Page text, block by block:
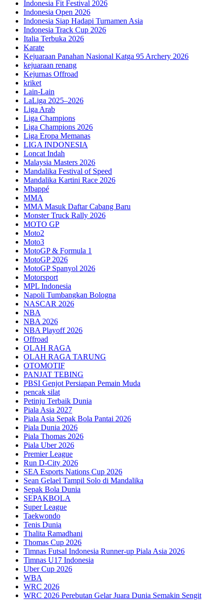
Indonesia Fit Festival 2026
Indonesia Open 2026
Indonesia Siap Hadapi Turnamen Asia
Indonesia Track Cup 2026
Italia Terbuka 2026
Karate
Kejuaraan Panahan Nasional Katga 95 Archery 2026
kejuaraan renang
Kejurnas Offroad
kriket
Lain-Lain
LaLiga 2025–2026
Liga Arab
Liga Champions
Liga Champions 2026
Liga Eropa Memanas
LIGA INDONESIA
Loncat Indah
Malaysia Masters 2026
Mandalika Festival of Speed
Mandalika Kartini Race 2026
Mbappé
MMA
MMA Masuk Daftar Cabang Baru
Monster Truck Rally 2026
MOTO GP
Moto2
Moto3
MotoGP & Formula 1
MotoGP 2026
MotoGP Spanyol 2026
Motorsport
MPL Indonesia
Napoli Tumbangkan Bologna
NASCAR 2026
NBA
NBA 2026
NBA Playoff 2026
Offroad
OLAH RAGA
OLAH RAGA TARUNG
OTOMOTIF
PANJAT TEBING
PBSI Genjot Persiapan Pemain Muda
pencak silat
Petinju Terbaik Dunia
Piala Asia 2027
Piala Asia Sepak Bola Pantai 2026
Piala Dunia 2026
Piala Thomas 2026
Piala Uber 2026
Premier League
Run D-City 2026
SEA Esports Nations Cup 2026
Sean Gelael Tampil Solo di Mandalika
Sepak Bola Dunia
SEPAKBOLA
Super League
Taekwondo
Tenis Dunia
Thalita Ramadhani
Thomas Cup 2026
Timnas Futsal Indonesia Runner-up Piala Asia 2026
Timnas U17 Indonesia
Uber Cup 2026
WBA
WRC 2026
WRC 2026 Perebutan Gelar Juara Dunia Semakin Sengit